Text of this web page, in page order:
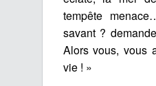
tempête
savant ?
Alors vous, vous
vie ! »